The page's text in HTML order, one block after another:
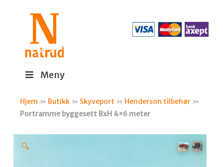
Meny
Hjem » Butikk » Skyveport » Henderson tilbehør »
Portramme byggesett BxH 4×6 meter
🔍